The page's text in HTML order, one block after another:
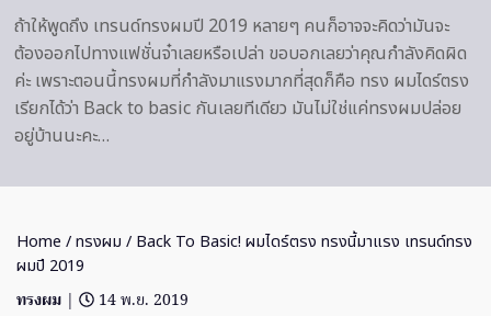
ถ้าให้พูดถึง เทรนด์ทรงผมปี 2019 หลายๆ คนก็อาจจะคิดว่ามันจะ
ต้องออกไปทางแฟชั่นจ๋าเลยหรือเปล่า ขอบอกเลยว่าคุณกำลังคิดผิด
ค่ะ เพราะตอนนี้ทรงผมที่กำลังมาแรงมากที่สุดก็คือ ทรง ผมไดร์ตรง
เรียกได้ว่า Back to basic กันเลยทีเดียว มันไม่ใช่แค่ทรงผมปล่อย
อยู่บ้านนะคะ…
Home /ทรงผม / Back To Basic! ผมไดร์ตรง ทรงนี้มาแรง เทรนด์ทรง
ผมปี 2019
ทรงผม |
14 พ.ย. 2019